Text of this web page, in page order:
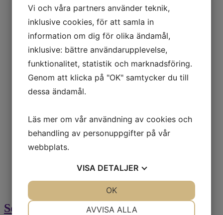
SPM
STILL
TCM
TOYOTA
Drift
105000
255226
259000
30000
49000
559000
575388
6500
Sortering
Vi och våra partners använder teknik,
inklusive cookies, för att samla in
information om dig för olika ändamål,
inklusive: bättre användarupplevelse,
funktionalitet, statistik och marknadsföring.
Genom att klicka på "OK" samtycker du till
dessa ändamål.
Läs mer om vår användning av cookies och
behandling av personuppgifter på vår
webbplats.
VISA DETALJER
AVVISA ALLA
OK